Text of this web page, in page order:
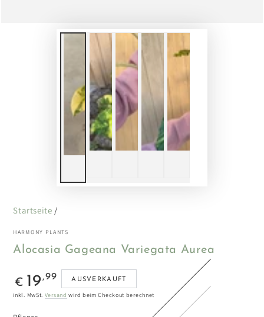
Startseite /
HARMONY PLANTS
Alocasia Gageana Variegata Aurea
Regulärer
Preis
€ 19 ,99 AUSVERKAUFT
inkl. MwSt. Versand wird beim Checkout berechnet